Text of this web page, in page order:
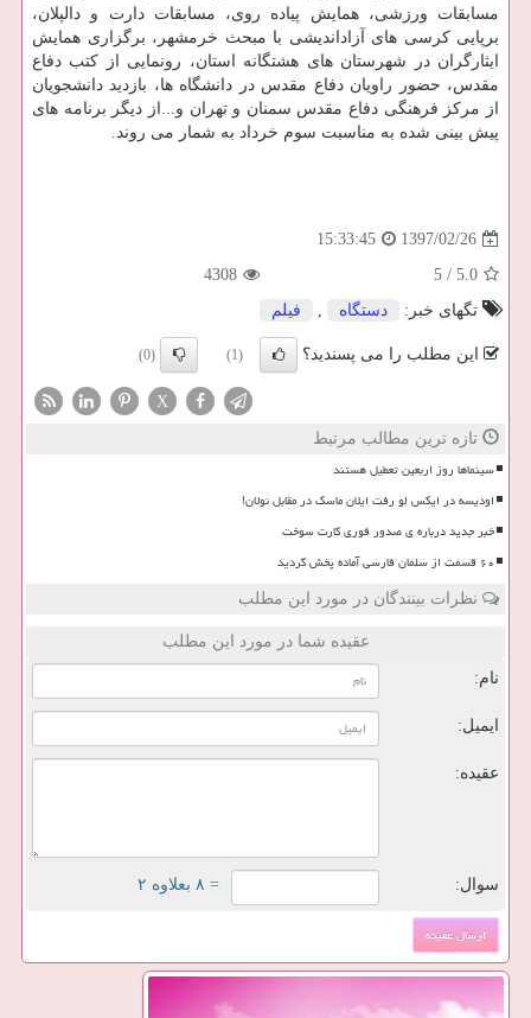
مسابقات ورزشی، همایش پیاده روی، مسابقات دارت و دالپلان،
برپایی كرسی های آزاداندیشی با مبحث خرمشهر، برگزاری همایش
ایثارگران در شهرستان های هشتگانه استان، رونمایی از كتب دفاع
مقدس، حضور راویان دفاع مقدس در دانشگاه ها، بازدید دانشجویان
از مركز فرهنگی دفاع مقدس سمنان و تهران و...از دیگر برنامه های
پیش بینی شده به مناسبت سوم خرداد به شمار می روند.
1397/02/26
15:33:45
5.0
/
5
4308
تگهای خبر:
دستگاه , فیلم
این مطلب را می پسندید؟ (1)
(0)
X
تازه ترین مطالب مرتبط
سینماها روز اربعین تعطیل هستند
اودیسه در ایکس لو رفت ایلان ماسک در مقابل نولان!
خبر جدید درباره ی صدور فوری کارت سوخت
۶۰ قسمت از سلمان فارسی آماده پخش گردید
نظرات بینندگان در مورد این مطلب
عقیده شما در مورد این مطلب
نام:
ایمیل:
عقیده:
سوال: = ۸ بعلاوه ۲